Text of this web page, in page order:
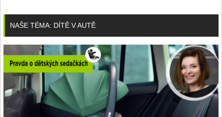
NAŠE TÉMA: DÍTĚ V AUTĚ